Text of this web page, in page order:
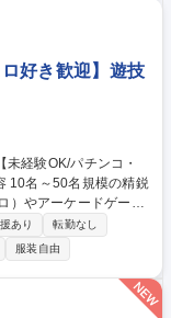
アクションゲームの
■バグ報告：発見した
返します。 ※他の業務
ー
好き歓迎】遊技
）やアーケードゲーム
るかを統括する司令塔
メント 【教育環境】
務を学び、アミューズ
。基礎習得後は、先
あり
転勤なし
服装自由